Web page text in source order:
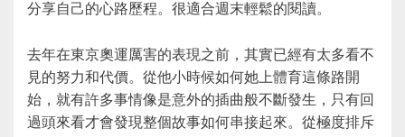
分享自己的心路歷程。很適合週末輕鬆的閱讀。
去年在東京奧運厲害的表現之前，其實已經有太多看不
見的努力和代價。從他小時候如何她上體育這條路開
始，就有許多事情像是意外的插曲般不斷發生，只有回
過頭來看才會發現整個故事如何串接起來。從極度排斥